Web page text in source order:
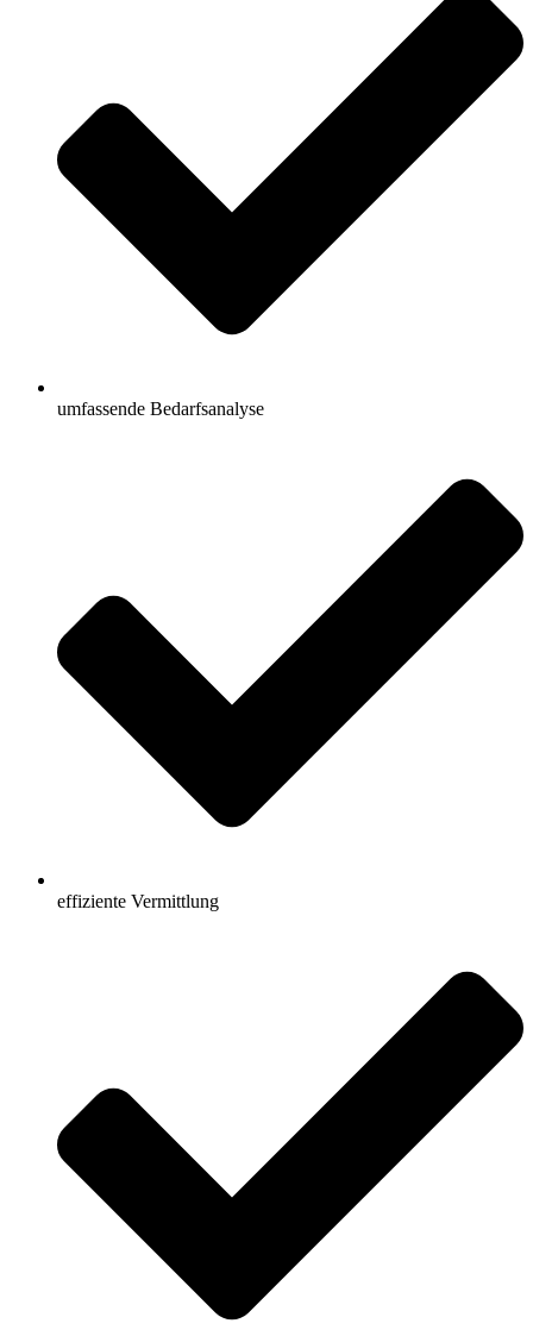
umfassende Bedarfsanalyse
effiziente Vermittlung